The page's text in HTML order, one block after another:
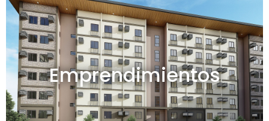
Emprendimientos
Emprendimientos en venta
Ver todos